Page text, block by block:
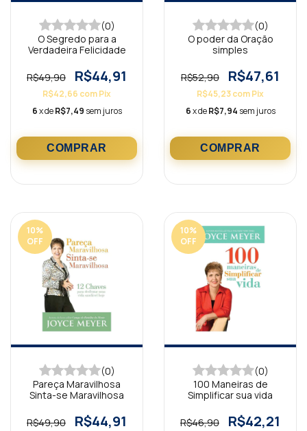
(0)
O Segredo para a
Verdadeira Felicidade
R$49,90 R$44,91
R$42,66 comPix
6x deR$7,49 sem juros
(0)
O poder da Oração
simples
R$52,90 R$47,61
R$45,23comPix
6x deR$7,94 sem juros
10%
OFF
(0)
Pareça Maravilhosa
Sinta-se Maravilhosa
R$49,90 R$44,91
10%
OFF
(0)
100 Maneiras de
Simplificar sua vida
R$46,90 R$42,21